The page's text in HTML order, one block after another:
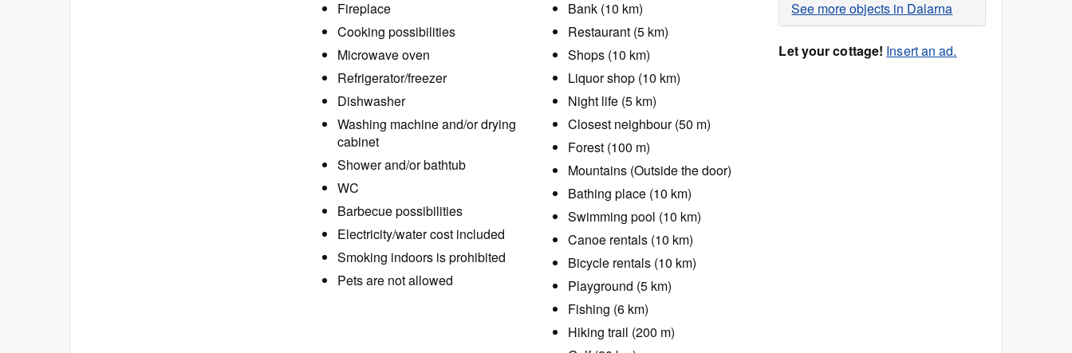
Fireplace
Cooking possibilities
Microwave oven
Refrigerator/freezer
Dishwasher
Washing machine and/or drying
cabinet
Shower and/or bathtub
WC
Barbecue possibilities
Electricity/water cost included
Smoking indoors is prohibited
Pets are not allowed
Bank (10 km)
Restaurant (5 km)
Shops (10 km)
Liquor shop (10 km)
Night life (5 km)
Closest neighbour (50 m)
Forest (100 m)
Mountains (Outside the door)
Bathing place (10 km)
Swimming pool (10 km)
Canoe rentals (10 km)
Bicycle rentals (10 km)
Playground (5 km)
Fishing (6 km)
Hiking trail (200 m)
See more objects in Dalarna
Let your cottage! Insert an ad.